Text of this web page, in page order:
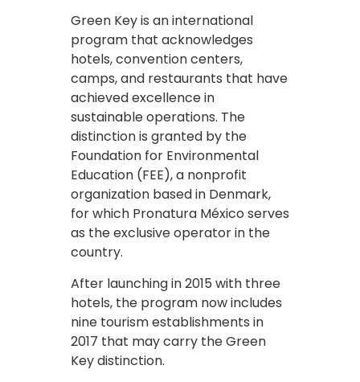
Green Key is an international
program that acknowledges
hotels, convention centers,
camps, and restaurants that have
achieved excellence in
sustainable operations. The
distinction is granted by the
Foundation for Environmental
Education (FEE), a nonprofit
organization based in Denmark,
for which Pronatura México serves
as the exclusive operator in the
country.
After launching in 2015 with three
hotels, the program now includes
nine tourism establishments in
2017 that may carry the Green
Key distinction.